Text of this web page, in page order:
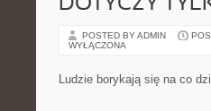
DOTYCZY
POSTED BY ADMIN
WYŁĄCZONA
Ludzie borykają się na co